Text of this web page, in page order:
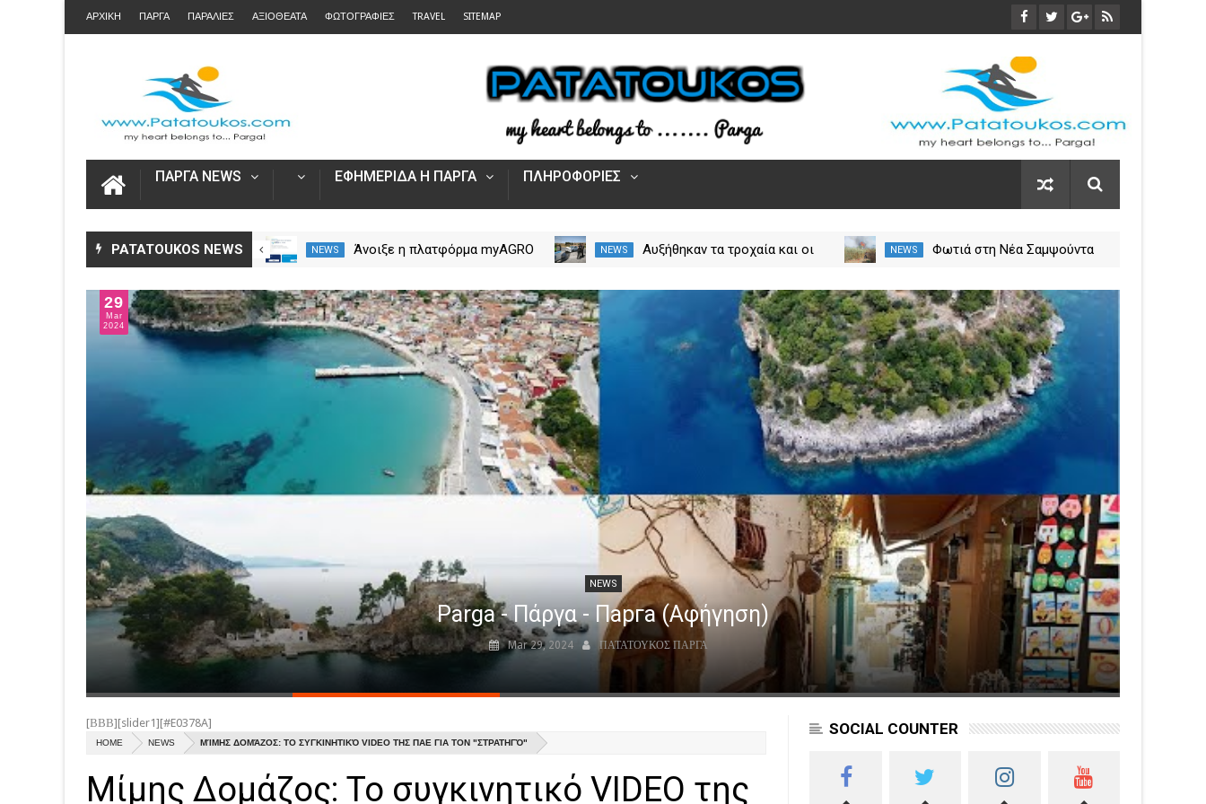
ΑΡΧΙΚΗ ΠΑΡΓΑ ΠΑΡΑΛΙΕΣ ΑΞΙΟΘΕΑΤΑ ΦΩΤΟΓΡΑΦΙΕΣ TRAVEL SITEMAP
ΠΑΡΓΑ NEWS ΕΦΗΜΕΡΙΔΑ Η ΠΑΡΓΑ ΠΛΗΡΟΦΟΡΙΕΣ
PATATOUKOS NEWS
Η Καινοτομία στα ταξίδια μόνο
στο Skarpos Tours Parga
NEWS
Άνοιξε η πλατφόρμα myAGRO
Ενιαία Αίτηση Ενίσχυσης
NEWS
Αυξήθηκαν τα τροχαία και οι
NEWS
Φωτιά στη Νέα Σαμψούντα
δυνάμεις
29
Mar
2024
NEWS
Parga - Πάργα - Парга (Αφήγηση)
Mar 29, 2024 ΠΑΤΑΤΟΥΚΟΣ ΠΑΡΓΑ
[ΒΒΒ][slider1][#E0378A]
HOME NEWS ΜΊΜΗΣ ΔΟΜΆΖΟΣ: ΤΟ ΣΥΓΚΙΝΗΤΙΚΌ VIDEO ΤΗΣ ΠΑΕ ΓΙΑ ΤΟΝ "ΣΤΡΑΤΗΓΌ"
Μίμης Δομάζος: Το συγκινητικό VIDEO της
SOCIAL COUNTER